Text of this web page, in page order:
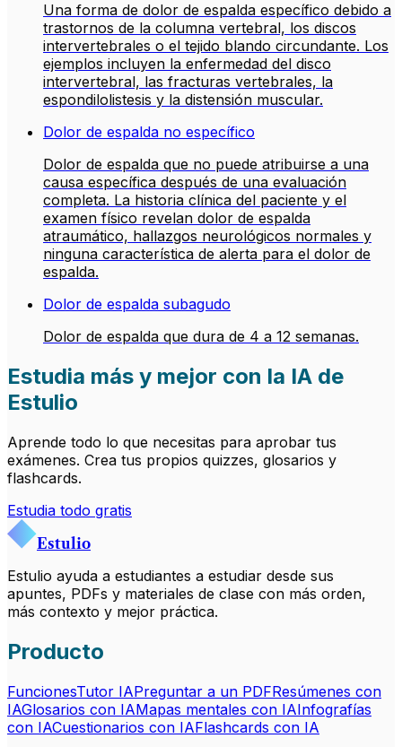
Una forma de dolor de espalda específico debido a
trastornos de la columna vertebral, los discos
intervertebrales o el tejido blando circundante. Los
ejemplos incluyen la enfermedad del disco
intervertebral, las fracturas vertebrales, la
espondilolistesis y la distensión muscular.
Dolor de espalda no específico
Dolor de espalda que no puede atribuirse a una
causa específica después de una evaluación
completa. La historia clínica del paciente y el
examen físico revelan dolor de espalda
atraumático, hallazgos neurológicos normales y
ninguna característica de alerta para el dolor de
espalda.
Dolor de espalda subagudo
Dolor de espalda que dura de 4 a 12 semanas.
Estudia más y mejor con la IA de
Estulio
Aprende todo lo que necesitas para aprobar tus
exámenes. Crea tus propios quizzes, glosarios y
flashcards.
Estudia todo gratis
Estulio
Estulio ayuda a estudiantes a estudiar desde sus
apuntes, PDFs y materiales de clase con más orden,
más contexto y mejor práctica.
Producto
FuncionesTutor IAPreguntar a un PDFResúmenes con
IAGlosarios con IAMapas mentales con IAInfografías
con IACuestionarios con IAFlashcards con IA